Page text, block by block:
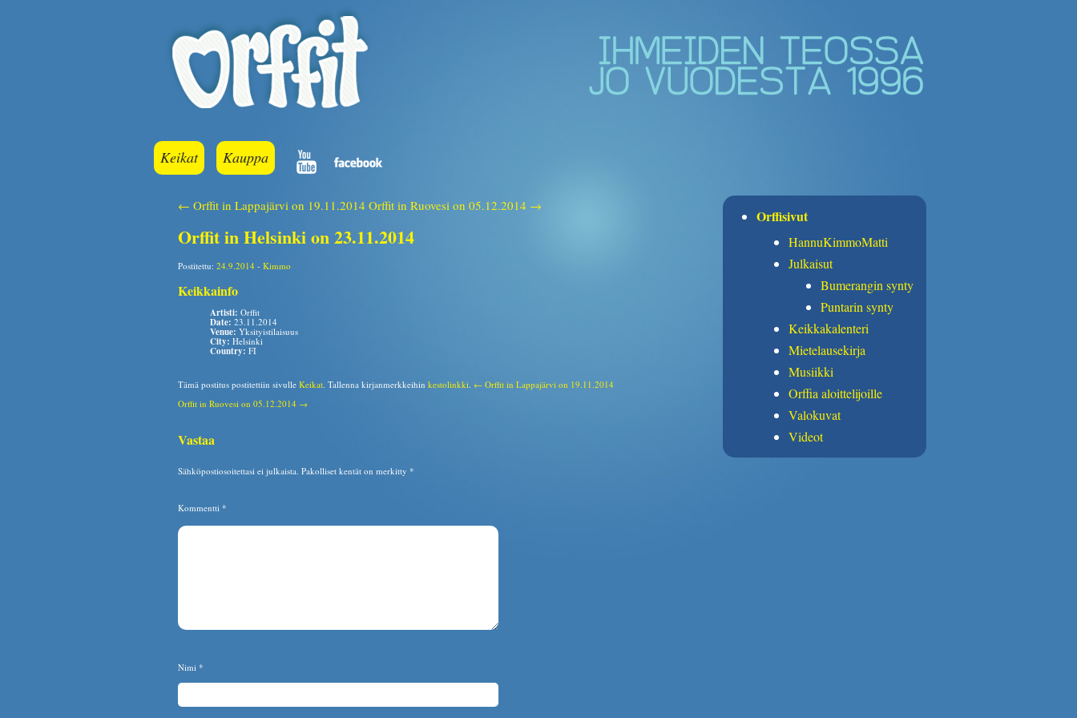
Keikat Kauppa
← Orffit in Lappajärvi on 19.11.2014 Orffit in Ruovesi on 05.12.2014 →
Orffit in Helsinki on 23.11.2014
Postitettu: 24.9.2014 - Kimmo
Keikkainfo
Artisti: Orffit
Date: 23.11.2014
Venue: Yksityistilaisuus
City: Helsinki
Country: FI
Tämä postitus postitettiin sivulle Keikat. Tallenna kirjanmerkkeihin kestolinkki. ← Orffit in Lappajärvi on 19.11.2014
Orffit in Ruovesi on 05.12.2014 →
Vastaa
Sähköpostiosoitettasi ei julkaista. Pakolliset kentät on merkitty *
Kommentti *
Nimi *
Orffisivut
HannuKimmoMatti
Julkaisut
Bumerangin synty
Puntarin synty
Keikkakalenteri
Mietelausekirja
Musiikki
Orffia aloittelijoille
Valokuvat
Videot